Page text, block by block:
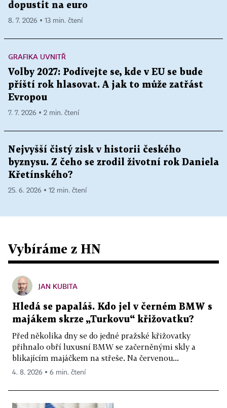
dopustit na euro
8. 7. 2026 ▪ 13 min. čtení
GRAFIKA UVNITŘ
Volby 2027: Podívejte se, kde v EU se bude
příští rok hlasovat. A jak to může zatřást
Evropou
7. 7. 2026 ▪ 2 min. čtení
Nejvyšší čistý zisk v historii českého
byznysu. Z čeho se zrodil životní rok Daniela
Křetínského?
25. 6. 2026 ▪ 12 min. čtení
Vybíráme z HN
JAN KUBITA
Hledá se papaláš. Kdo jel v černém BMW s
majákem skrze „Turkovu“ křižovatku?
Před několika dny se do jedné pražské křižovatky
přihnalo obří luxusní BMW se začerněnými skly a
blikajícím majáčkem na střeše. Na červenou...
4. 8. 2026 ▪ 6 min. čtení